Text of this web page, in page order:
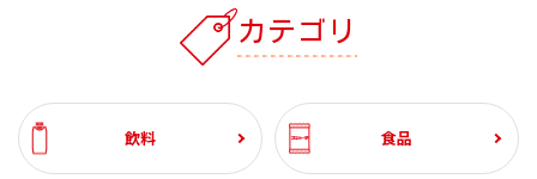
カテゴリ
飲料 食品